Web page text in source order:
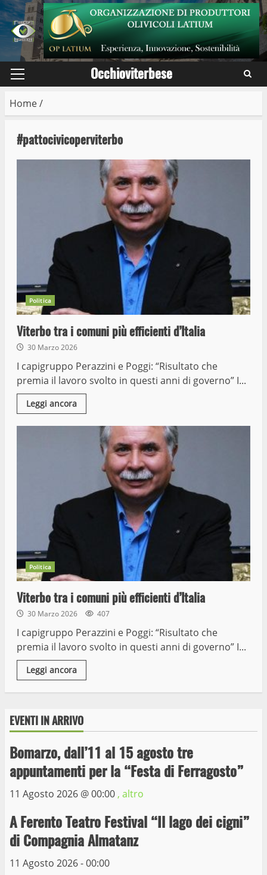
Skip
to
content
Primary
Occhioviterbese
Home/
#pattocivicoperviterbo
Politica
Viterbo tra i comuni più efficienti d’Italia
30 Marzo 2026
I capigruppo Perazzini e Poggi: “Risultato che
premia il lavoro svolto in questi anni di governo” I...
Leggi ancora
Politica
Viterbo tra i comuni più efficienti d’Italia
30 Marzo 2026 407
I capigruppo Perazzini e Poggi: “Risultato che
premia il lavoro svolto in questi anni di governo” I...
Leggi ancora
EVENTI IN ARRIVO
Bomarzo, dall’11 al 15 agosto tre
appuntamenti per la “Festa di Ferragosto”
11 Agosto 2026 @00:00 , altro
A Ferento Teatro Festival “Il lago dei cigni”
di Compagnia Almatanz
11 Agosto 2026 - 00:00
3
9 Maggio 2023
4
La Polizia di Stato arresta il ladro seriale
delle auto in sosta a Viterbo
10 Maggio 2023